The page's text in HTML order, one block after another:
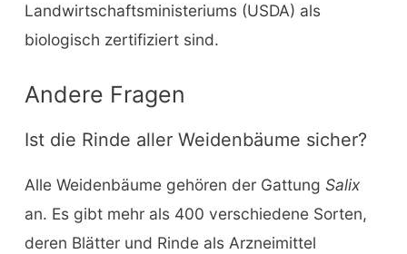
Landwirtschaftsministeriums (USDA) als
biologisch zertifiziert sind.
Andere Fragen
Ist die Rinde aller Weidenbäume sicher?
Alle Weidenbäume gehören der Gattung Salix
an. Es gibt mehr als 400 verschiedene Sorten,
deren Blätter und Rinde als Arzneimittel